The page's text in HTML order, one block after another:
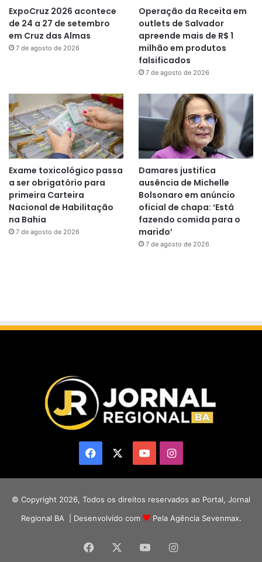
ExpoCruz 2026 acontece
de 24 a 27 de setembro
em Cruz das Almas
7 de agosto de 2026
Operação da Receita em
outlets de Salvador
apreende mais de R$ 1
milhão em produtos
falsificados
7 de agosto de 2026
Exame toxicológico passa
a ser obrigatório para
primeira Carteira
Nacional de Habilitação
na Bahia
7 de agosto de 2026
Damares justifica
ausência de Michelle
Bolsonaro em anúncio
oficial de chapa: ‘Está
fazendo comida para o
marido’
7 de agosto de 2026
Facebook YouTubeInstagram
© Copyright 2026, Todos os direitos reservados ao Portal, Jornal
Regional BA | Desenvolvido com
Pela Agência Sevenmax.
Facebook YouTubeInstagram